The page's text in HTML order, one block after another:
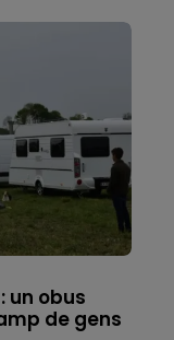
un obus
de gens